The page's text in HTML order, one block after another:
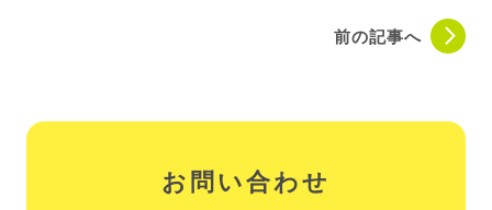
前の記事へ
お問い合わせ